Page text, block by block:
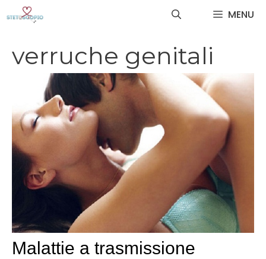
MENU
verruche genitali
Malattie a trasmissione